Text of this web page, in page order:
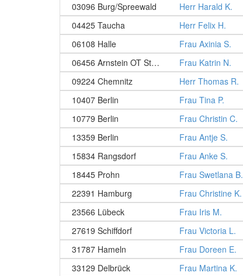
03096 Burg/Spreewald
Herr Harald K.
04425 Taucha
Herr Felix H.
06108 Halle
Frau Axinia S.
06456 Arnstein OT Stangerode
Frau Katrin N.
09224 Chemnitz
Herr Thomas R.
10407 Berlin
Frau Tina P.
10779 Berlin
Frau Christin C.
13359 Berlin
Frau Antje S.
15834 Rangsdorf
Frau Anke S.
18445 Prohn
Frau Swetlana B.
22391 Hamburg
Frau Christine K.
23566 Lübeck
Frau Iris M.
27619 Schiffdorf
Frau Victoria L.
31787 Hameln
Frau Doreen E.
33129 Delbrück
Frau Martina K.